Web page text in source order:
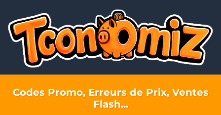
Codes Promo, Erreurs de Prix, Ventes
Flash...